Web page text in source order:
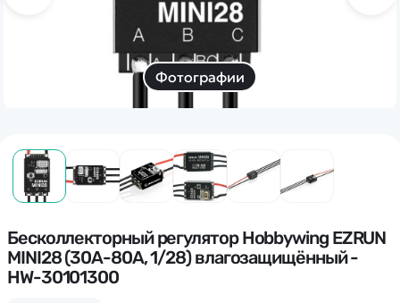
Фотографии
Бесколлекторный регулятор Hobbywing EZRUN
MINI28 (30A-80A, 1/28) влагозащищённый -
HW-30101300
Дополнительный способ связи
WhatsApp/Мобильный
Есть вопрос? Можем связаться с вами
Наши соцсети:
Каталог